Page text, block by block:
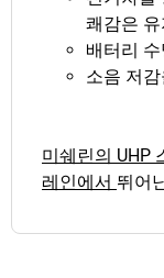
쾌감은 유
배터리
소음 저
미쉐린의 UHP
레인에서 뛰어